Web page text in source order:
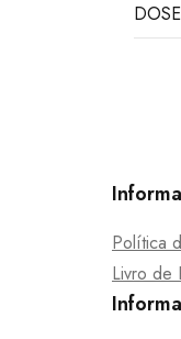
Política
Livro de